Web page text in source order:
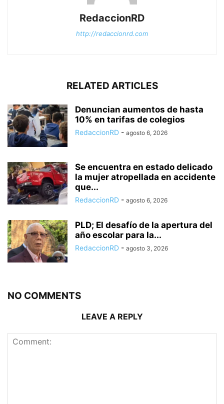
RedaccionRD
http://redaccionrd.com
RELATED ARTICLES
Denuncian aumentos de hasta
10% en tarifas de colegios
RedaccionRD - agosto 6, 2026
Se encuentra en estado delicado
la mujer atropellada en accidente
que...
RedaccionRD - agosto 6, 2026
PLD; El desafío de la apertura del
año escolar para la...
RedaccionRD - agosto 3, 2026
NO COMMENTS
LEAVE A REPLY